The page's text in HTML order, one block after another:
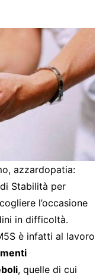
azzardopatia:
Stabilità per
l’occasione
in difficoltà.
è infatti al lavoro
, quelle di cui